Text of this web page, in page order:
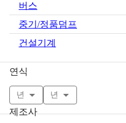
버스
중기/정품덤프
건설기계
연식
년 년
제조사